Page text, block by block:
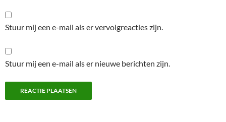
Stuur mij een e-mail als er vervolgreacties zijn.
Stuur mij een e-mail als er nieuwe berichten zijn.